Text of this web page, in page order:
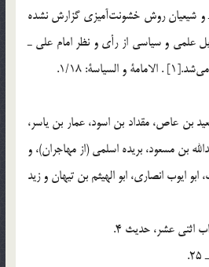
و شيعيان روش خشونت‌آميزي گزارش نشده
علمي و سياسي از رأي و نظر امام علي ـ
1/18.
بن عاص، مقداد بن اسود، عمار بن ياسر،
بن مسعود، بريده اسلمي (از مهاجران)، و
ايوب انصاري، ابو الهيثم بن تيهان و زيد